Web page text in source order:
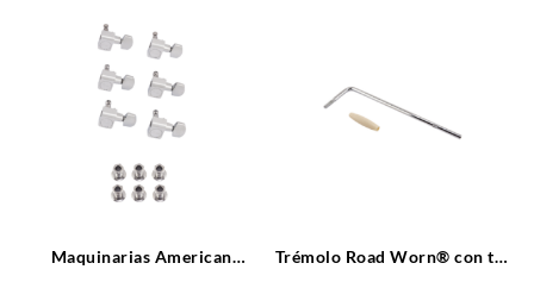
Maquinarias American
Trémolo Road Worn® con tip